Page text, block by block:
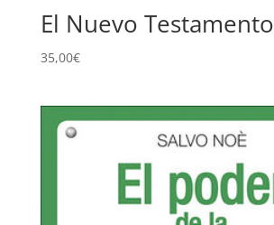
El Nuevo Testamento
35,00€